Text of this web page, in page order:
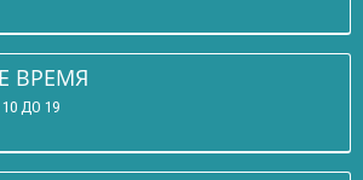
ВРЕМЯ
ДО 19